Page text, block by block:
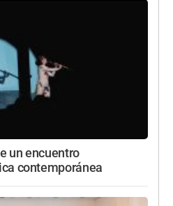
un encuentro
contemporánea